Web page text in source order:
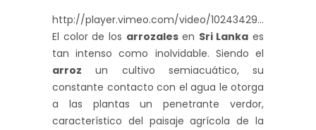
http://player.vimeo.com/video/10243429
El color de los arrozalesen Sri Lanka es
tan intenso como inolvidable. Siendo el
arroz un cultivo semiacuático, su
constante contacto con el agua le otorga
a las plantas un penetrante verdor,
característico del paisaje agrícola de la